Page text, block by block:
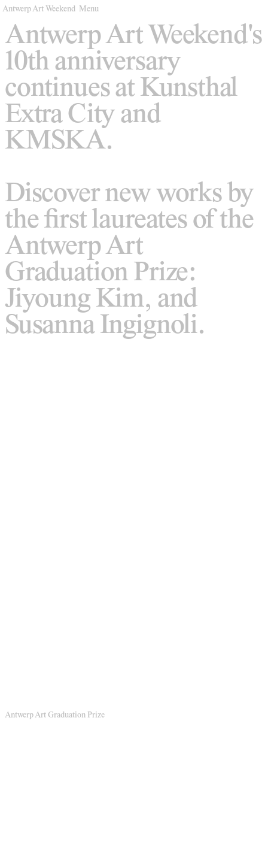
Antwerp Art Weekend Menu
Venues
Map
Program
Practical
Press
About
Archive
Antwerp Art Weekend Menu
Venues
Map
Program
Practical
Press
About
Archive
Antwerp Art Weekend's
10th anniversary
continues at Kunsthal
Extra City and
KMSKA.
Discover new works by
the first laureates of the
Antwerp Art
Graduation Prize:
Jiyoung Kim, and
Susanna Ingignoli.
Antwerp Art Graduation Prize